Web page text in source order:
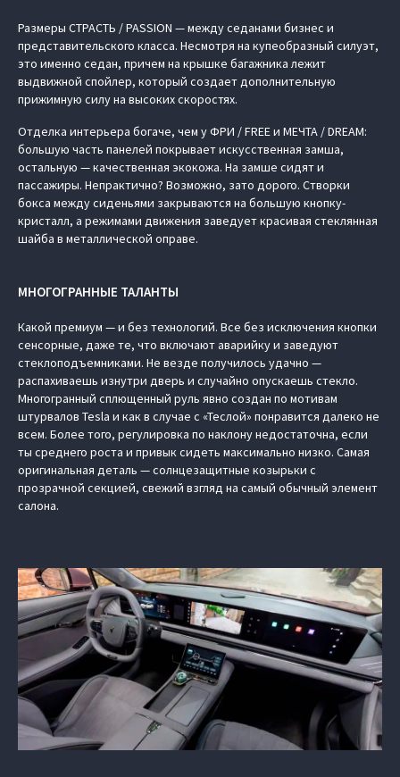
Размеры СТРАСТЬ / PASSION — между седанами бизнес и
представительского класса. Несмотря на купеобразный силуэт,
это именно седан, причем на крышке багажника лежит
выдвижной спойлер, который создает дополнительную
прижимную силу на высоких скоростях.
Отделка интерьера богаче, чем у ФРИ / FREE и МЕЧТА / DREAM:
большую часть панелей покрывает искусственная замша,
остальную — качественная экокожа. На замше сидят и
пассажиры. Непрактично? Возможно, зато дорого. Створки
бокса между сиденьями закрываются на большую кнопку-
кристалл, а режимами движения заведует красивая стеклянная
шайба в металлической оправе.
МНОГОГРАННЫЕ ТАЛАНТЫ
Какой премиум — и без технологий. Все без исключения кнопки
сенсорные, даже те, что включают аварийку и заведуют
стеклоподъемниками. Не везде получилось удачно —
распахиваешь изнутри дверь и случайно опускаешь стекло.
Многогранный сплющенный руль явно создан по мотивам
штурвалов Tesla и как в случае с «Теслой» понравится далеко не
всем. Более того, регулировка по наклону недостаточна, если
ты среднего роста и привык сидеть максимально низко. Самая
оригинальная деталь — солнцезащитные козырьки с
прозрачной секцией, свежий взгляд на самый обычный элемент
салона.